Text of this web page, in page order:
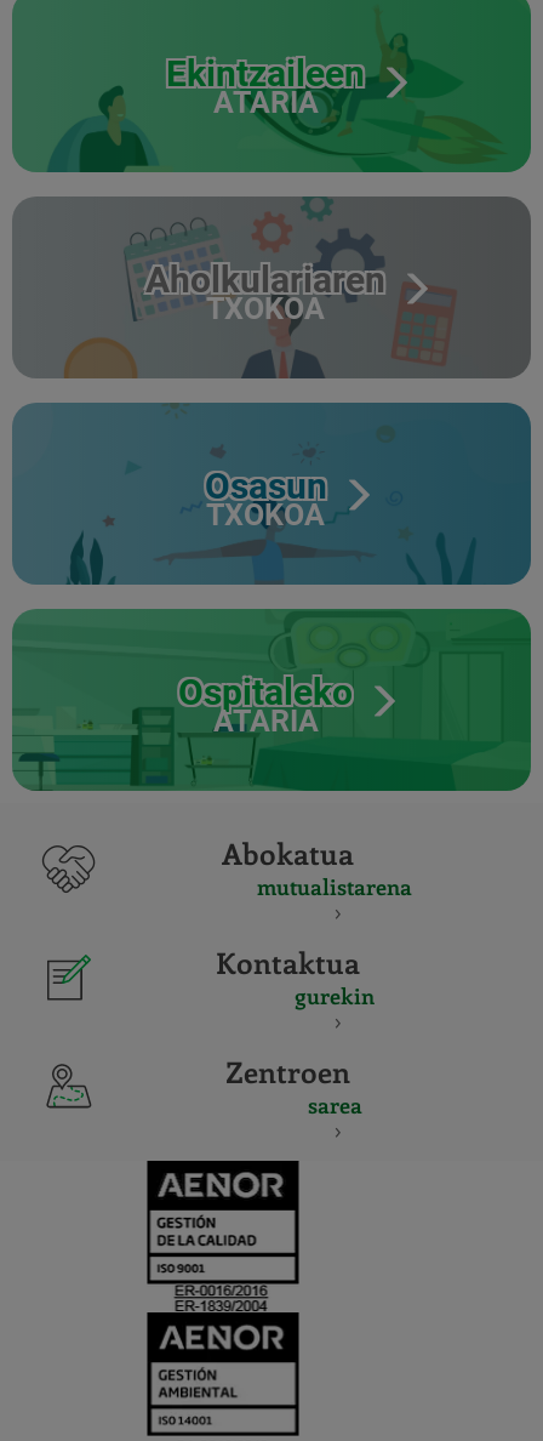
Ekintzaileen
ATARIA
Aholkulariaren
TXOKOA
Osasun
TXOKOA
Ospitaleko
ATARIA
Abokatua
mutualistarena
Kontaktua
gurekin
Zentroen
sarea